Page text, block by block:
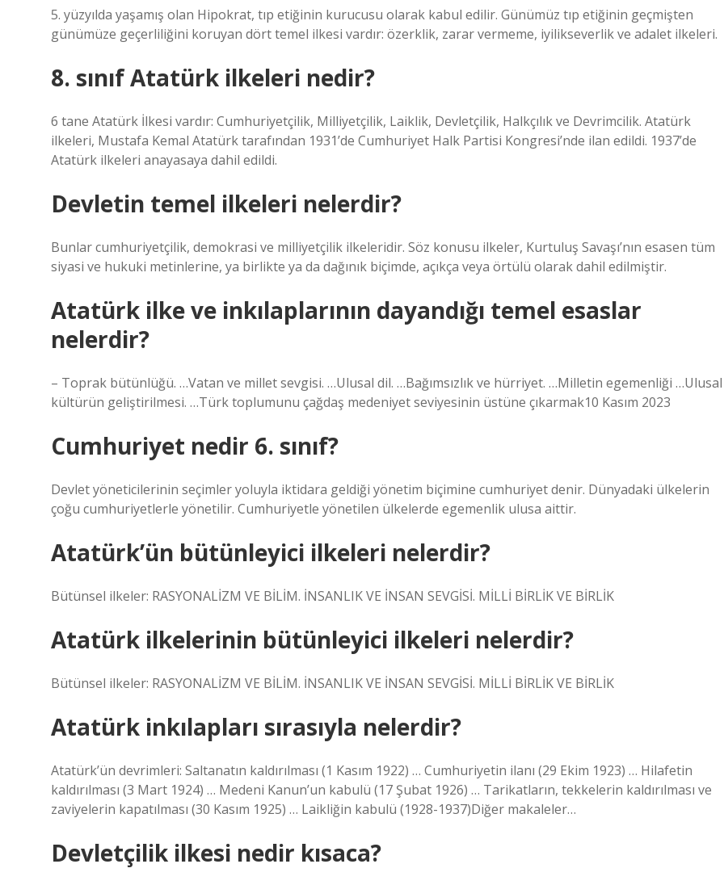
5. yüzyılda yaşamış olan Hipokrat, tıp etiğinin kurucusu olarak kabul edilir. Günümüz tıp etiğinin geçmişten
günümüze geçerliliğini koruyan dört temel ilkesi vardır: özerklik, zarar vermeme, iyilikseverlik ve adalet ilkeleri.
8. sınıf Atatürk ilkeleri nedir?
6 tane Atatürk İlkesi vardır: Cumhuriyetçilik, Milliyetçilik, Laiklik, Devletçilik, Halkçılık ve Devrimcilik. Atatürk
ilkeleri, Mustafa Kemal Atatürk tarafından 1931’de Cumhuriyet Halk Partisi Kongresi’nde ilan edildi. 1937’de
Atatürk ilkeleri anayasaya dahil edildi.
Devletin temel ilkeleri nelerdir?
Bunlar cumhuriyetçilik, demokrasi ve milliyetçilik ilkeleridir. Söz konusu ilkeler, Kurtuluş Savaşı’nın esasen tüm
siyasi ve hukuki metinlerine, ya birlikte ya da dağınık biçimde, açıkça veya örtülü olarak dahil edilmiştir.
Atatürk ilke ve inkılaplarının dayandığı temel esaslar
nelerdir?
– Toprak bütünlüğü. …Vatan ve millet sevgisi. …Ulusal dil. …Bağımsızlık ve hürriyet. …Milletin egemenliği …Ulusal
kültürün geliştirilmesi. …Türk toplumunu çağdaş medeniyet seviyesinin üstüne çıkarmak10 Kasım 2023
Cumhuriyet nedir 6. sınıf?
Devlet yöneticilerinin seçimler yoluyla iktidara geldiği yönetim biçimine cumhuriyet denir. Dünyadaki ülkelerin
çoğu cumhuriyetlerle yönetilir. Cumhuriyetle yönetilen ülkelerde egemenlik ulusa aittir.
Atatürk’ün bütünleyici ilkeleri nelerdir?
Bütünsel ilkeler: RASYONALİZM VE BİLİM. İNSANLIK VE İNSAN SEVGİSİ. MİLLİ BİRLİK VE BİRLİK
Atatürk ilkelerinin bütünleyici ilkeleri nelerdir?
Bütünsel ilkeler: RASYONALİZM VE BİLİM. İNSANLIK VE İNSAN SEVGİSİ. MİLLİ BİRLİK VE BİRLİK
Atatürk inkılapları sırasıyla nelerdir?
Atatürk’ün devrimleri: Saltanatın kaldırılması (1 Kasım 1922) … Cumhuriyetin ilanı (29 Ekim 1923) … Hilafetin
kaldırılması (3 Mart 1924) … Medeni Kanun’un kabulü (17 Şubat 1926) … Tarikatların, tekkelerin kaldırılması ve
zaviyelerin kapatılması (30 Kasım 1925) … Laikliğin kabulü (1928-1937)Diğer makaleler…
Devletçilik ilkesi nedir kısaca?